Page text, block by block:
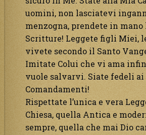
uomini, non lasciatevi
menzogna, prendete in mano
Scritture! Leggete figli Miei,
vivete secondo il Santo
Imitate Colui che vi ama
vuole salvarvi. Siate fedeli ai
Comandamenti!
Rispettate l’unica e vera
Chiesa, quella Antica e
sempre, quella che mai Dio